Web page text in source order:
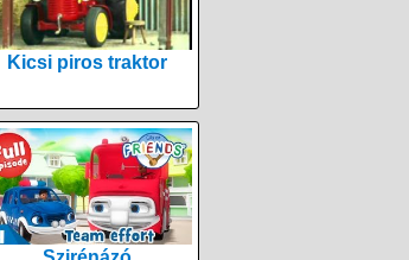
Kicsi piros traktor